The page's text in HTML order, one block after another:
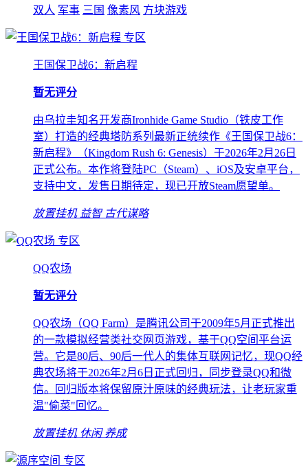
双人 军事 三国 像素风 方块游戏
专区
王国保卫战6：新启程
暂无评分
由乌拉圭知名开发商Ironhide Game Studio（铁皮工作
室）打造的经典塔防系列最新正统续作《王国保卫战6：
新启程》（Kingdom Rush 6: Genesis）于2026年2月26日
正式公布。本作将登陆PC（Steam）、iOS及安卓平台，
支持中文，发售日期待定，现已开放Steam愿望单。
放置挂机 益智 古代谋略
专区
QQ农场
暂无评分
QQ农场（QQ Farm）是腾讯公司于2009年5月正式推出
的一款模拟经营类社交网页游戏，基于QQ空间平台运
营。它是80后、90后一代人的集体互联网记忆，现QQ经
典农场将于2026年2月6日正式回归，同步登录QQ和微
信。回归版本将保留原汁原味的经典玩法，让老玩家重
温"偷菜"回忆。
放置挂机 休闲 养成
专区